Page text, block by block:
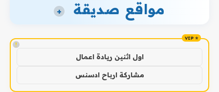
مواقع صديقة +
!
اول اثنين ريادة اعمال
مشاركة ارباح ادسنس